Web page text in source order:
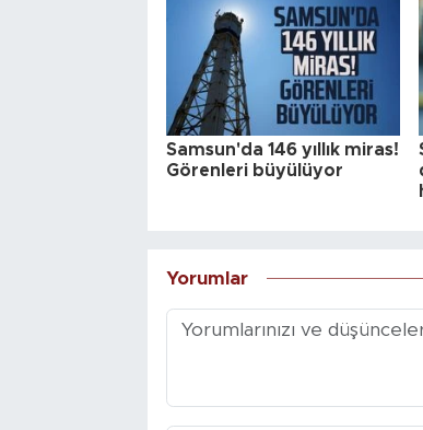
Samsun'da 146 yıllık miras!
Görenleri büyülüyor
Yorumlar